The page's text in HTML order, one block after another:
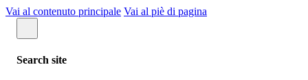
Vai al contenuto principale Vai al piè di pagina
Search site